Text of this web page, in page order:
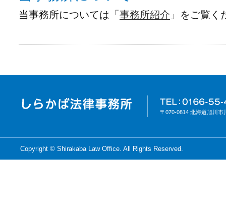
当事務所については「 事務所紹介 」をご覧く
〒070-0814 北海道旭川
Copyright © Shirakaba Law Office. All Rights Reserved.